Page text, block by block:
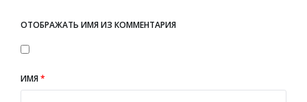
ОТОБРАЖАТЬ ИМЯ ИЗ КОММЕНТАРИЯ
ИМЯ*